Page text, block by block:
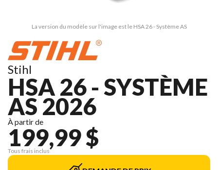
La version du modèle sur l'image est le HSA 26 - Système AS
Stihl
HSA 26 - SYSTÈME
AS 2026
À partir de
199,99 $
Tous frais inclus